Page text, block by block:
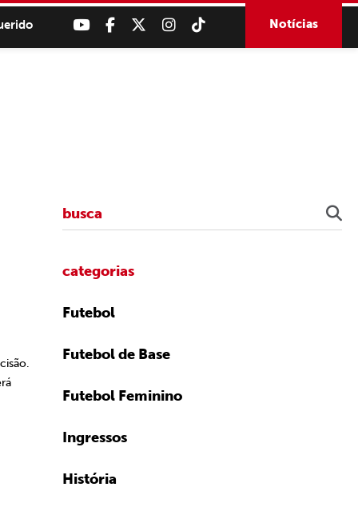
Notícias
categorias
Futebol
Futebol de Base
Futebol Feminino
Ingressos
História